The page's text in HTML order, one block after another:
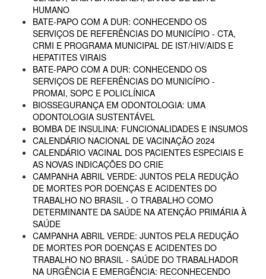
HUMANO
BATE-PAPO COM A DUR: CONHECENDO OS
SERVIÇOS DE REFERÊNCIAS DO MUNICÍPIO - CTA,
CRMI E PROGRAMA MUNICIPAL DE IST/HIV/AIDS E
HEPATITES VIRAIS
BATE-PAPO COM A DUR: CONHECENDO OS
SERVIÇOS DE REFERÊNCIAS DO MUNICÍPIO -
PROMAI, SOPC E POLICLÍNICA
BIOSSEGURANÇA EM ODONTOLOGIA: UMA
ODONTOLOGIA SUSTENTÁVEL
BOMBA DE INSULINA: FUNCIONALIDADES E INSUMOS
CALENDÁRIO NACIONAL DE VACINAÇÃO 2024
CALENDÁRIO VACINAL DOS PACIENTES ESPECIAIS E
AS NOVAS INDICAÇÕES DO CRIE
CAMPANHA ABRIL VERDE: JUNTOS PELA REDUÇÃO
DE MORTES POR DOENÇAS E ACIDENTES DO
TRABALHO NO BRASIL - O TRABALHO COMO
DETERMINANTE DA SAÚDE NA ATENÇÃO PRIMÁRIA À
SAÚDE
CAMPANHA ABRIL VERDE: JUNTOS PELA REDUÇÃO
DE MORTES POR DOENÇAS E ACIDENTES DO
TRABALHO NO BRASIL - SAÚDE DO TRABALHADOR
NA URGÊNCIA E EMERGÊNCIA: RECONHECENDO